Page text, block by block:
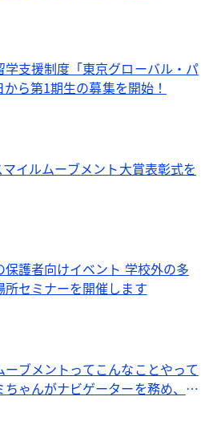
支援制度「東京グローバル・パ
ら第1期生の募集を開始！
イルムーブメント大賞表彰式を
護者向けイベント 学校外の多
セミナーを開催します
ーブメントってこんなことやって
ちゃんがナビゲーターを務め、村